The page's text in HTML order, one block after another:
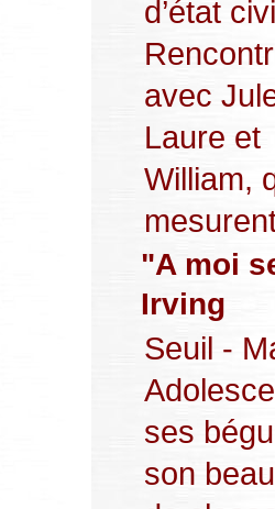
d’état
avec
Laure et
William,
"A moi
Irving
Seuil -
ses
son